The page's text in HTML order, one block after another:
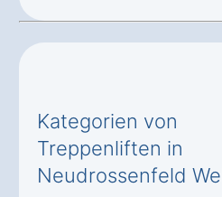
Kategorien von
Treppenliften in
Neudrossenfeld